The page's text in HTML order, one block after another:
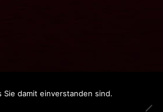
damit einverstanden sind.